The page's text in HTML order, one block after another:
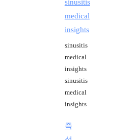
sinusitis
medical
insights
sinusitis
medical
insights
sinusitis
medical
insights
즉